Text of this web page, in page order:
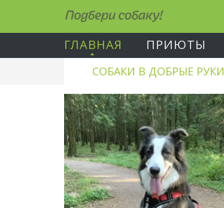
Подбери собаку!
ГЛАВНАЯ ПРИЮТЫ
СОБАКИ В ДОБРЫЕ РУКИ